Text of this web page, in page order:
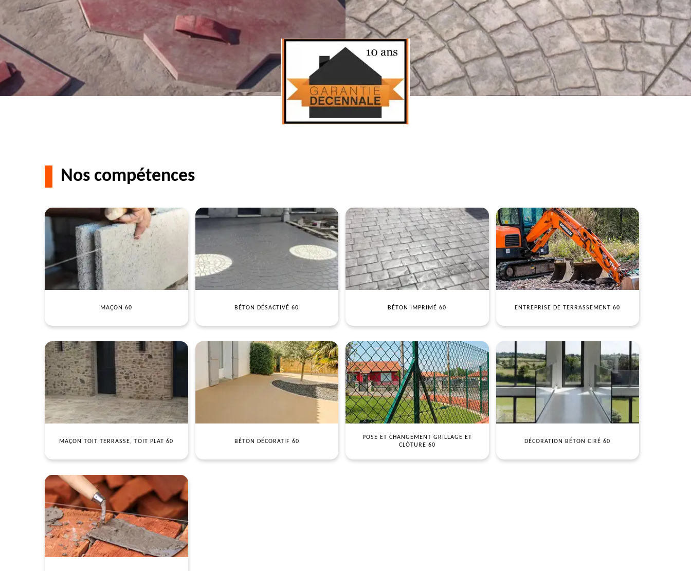
Nos compétences
MAÇON 60 BÉTON DÉSACTIVÉ 60 BÉTON IMPRIMÉ 60 ENTREPRISE DE TERRASSEMENT 60
MAÇON TOIT TERRASSE, TOIT PLAT 60 BÉTON DÉCORATIF 60
POSE ET CHANGEMENT GRILLAGE ET
CLÔTURE 60
DÉCORATION BÉTON CIRÉ 60